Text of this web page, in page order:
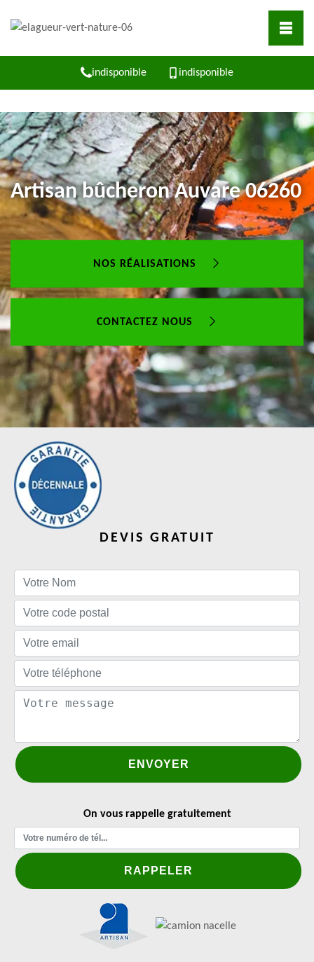
indisponible indisponible
Artisan bûcheron Auvare 06260
NOS RÉALISATIONS
CONTACTEZ NOUS
DEVIS GRATUIT
On vous rappelle gratuitement